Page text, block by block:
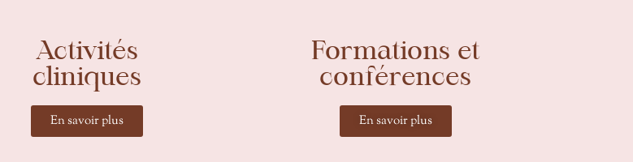
Activités
cliniques
En savoir plus
Formations et
conférences
En savoir plus